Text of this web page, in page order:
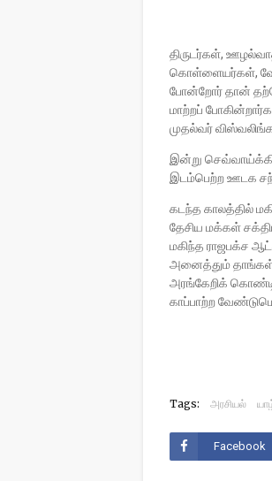
திருடர்கள்,
கொள்ளையர்கள், வேறு
போன்றோர் தான்
மாற்றப்
முதல்வர்
இன்று
இடம்பெற்ற ஊடக
கடந்த காலத்தில்
தேசிய மக்கள்
மகிந்த ராஜபக்ச
அனைத்தும் தாங்கள்
அரங்கேறிக்
காப்பாற்ற
Tags: அரசியல்
Facebook